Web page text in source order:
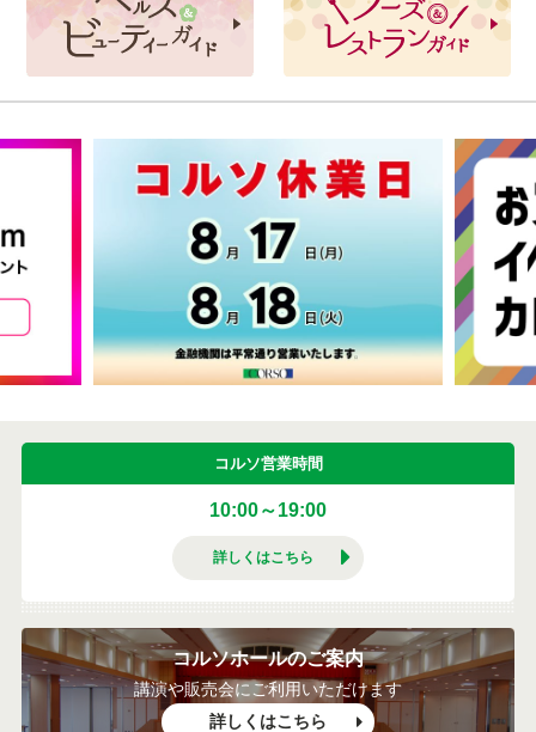
コルソ営業時間
10:00～19:00
詳しくはこちら
コルソホールのご案内
講演や販売会にご利用いただけます
詳しくはこちら